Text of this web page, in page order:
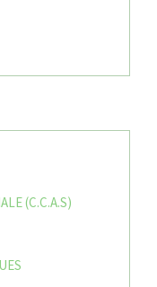
(C.C.A.S)